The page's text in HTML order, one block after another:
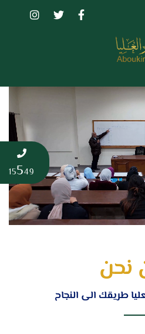
15549
نحن
طريقك الى النجاح